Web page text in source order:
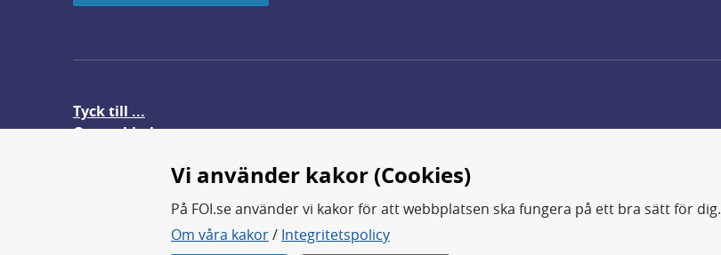
Tyck till ...
Om webbplatsen
FOI forskar för en säkrare värld.
Vi använder kakor (Cookies)
På FOI.se använder vi kakor för att webbplatsen ska fungera på ett bra sätt för dig.
Om våra kakor/ Integritetspolicy